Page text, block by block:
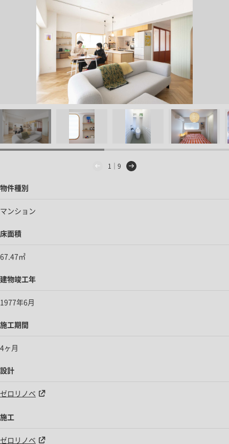
1｜9
物件種別
マンション
床面積
67.47㎡
建物竣工年
1977年6月
施工期間
4ヶ月
設計
ゼロリノベ
施工
ゼロリノベ